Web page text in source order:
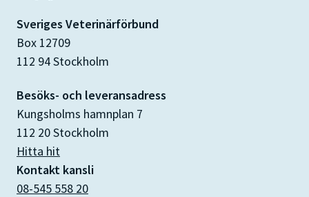
Sveriges Veterinärförbund
Box 12709
112 94 Stockholm
Besöks- och leveransadress
Kungsholms hamnplan 7
112 20 Stockholm
Hitta hit
Kontakt kansli
08-545 558 20